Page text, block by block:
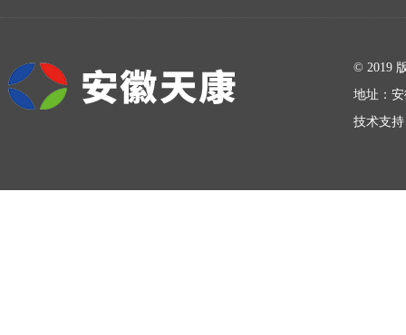
© 2019
地址：
技术支